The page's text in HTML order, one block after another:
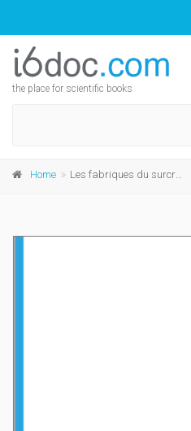
the place for scientific books
Home Les fabriques du surcroît